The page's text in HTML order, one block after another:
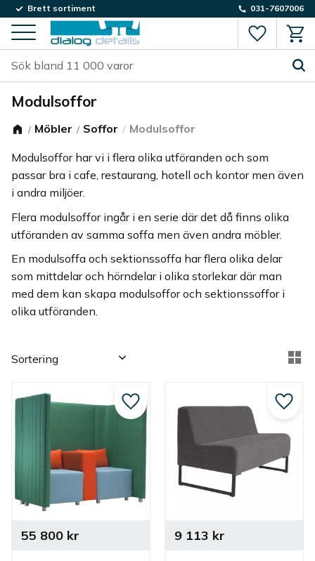
Meny
Brett sortiment 031-7607006
Modulsoffor
Möbler Soffor Modulsoffor
Modulsoffor har vi i flera olika utföranden och som
passar bra i cafe, restaurang, hotell och kontor men även
i andra miljöer.
Flera modulsoffor ingår i en serie där det då finns olika
utföranden av samma soffa men även andra möbler.
En modulsoffa och sektionssoffa har flera olika delar
som mittdelar och hörndelar i olika storlekar där man
med dem kan skapa modulsoffor och sektionssoffor i
olika utföranden.
Välj sortering
55 800kr
Lägg till i favoriter
9 113 kr
Lägg